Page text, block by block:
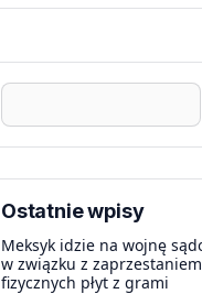
Ostatnie wpisy
Meksyk idzie na wojnę
w związku z
fizycznych płyt z grami